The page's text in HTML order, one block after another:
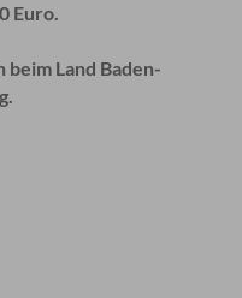
Euro.
Land Baden-